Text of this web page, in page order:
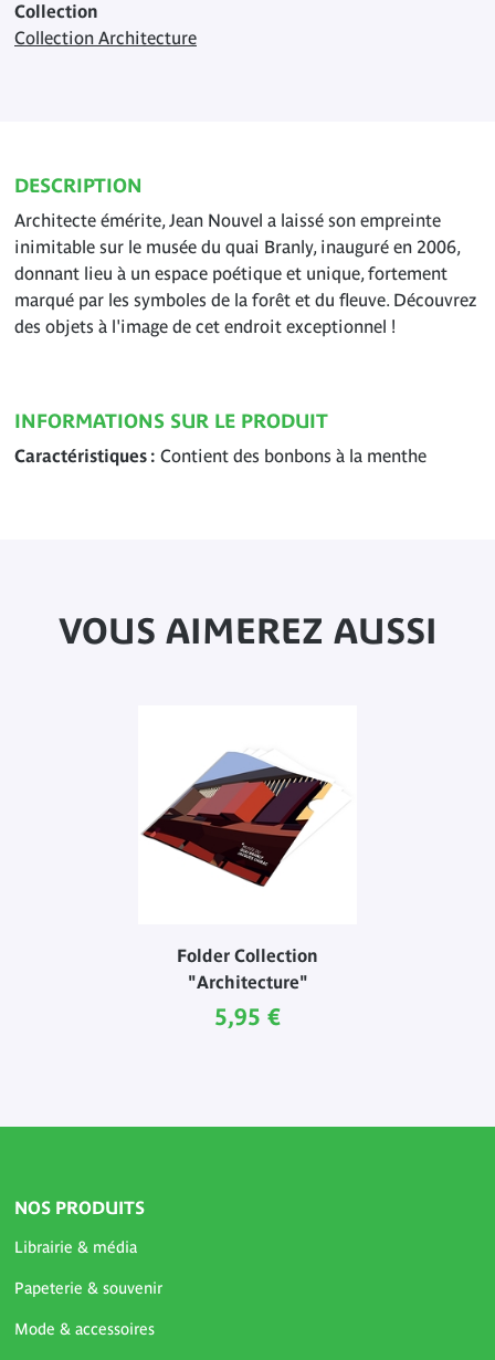
Collection
Collection Architecture
DESCRIPTION
Architecte émérite, Jean Nouvel a laissé son empreinte
inimitable sur le musée du quai Branly, inauguré en 2006,
donnant lieu à un espace poétique et unique, fortement
marqué par les symboles de la forêt et du fleuve. Découvrez
des objets à l'image de cet endroit exceptionnel !
INFORMATIONS SUR LE PRODUIT
Caractéristiques Contient des bonbons à la menthe
VOUS AIMEREZ AUSSI
Folder Collection
"Architecture"
Prix ​​actuel
5,95 €
NOS PRODUITS
Librairie & média
Papeterie & souvenir
Mode & accessoires